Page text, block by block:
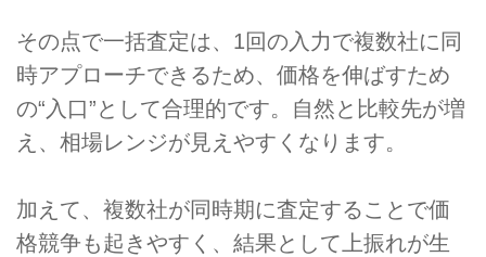
その点で一括査定は、1回の入力で複数社に同
時アプローチできるため、価格を伸ばすため
の“入口”として合理的です。自然と比較先が増
え、相場レンジが見えやすくなります。
加えて、複数社が同時期に査定することで価
格競争も起きやすく、結果として上振れが生